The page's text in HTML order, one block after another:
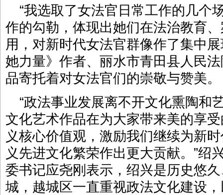
“我选取了女法官日常工作的几个
作的勾勒，体现出她们在法治教育
用，对新时代女法官群像作了集中
她力量》作者、丽水市青田县人民
品寄托着对女法官们的崇敬与赞美。
“政法事业发展离不开文化熏陶和
文化艺术作品在为大家带来美的享
义核心价值观，激励我们继续为新
义先进文化繁荣作出更大贡献。”绍
委书记应尧刚表示，绍兴是历史悠
城，越城区一直重视政法文化建设